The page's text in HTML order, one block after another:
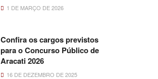
1 DE MARÇO DE 2026
Confira os cargos previstos
para o Concurso Público de
Aracati 2026
16 DE DEZEMBRO DE 2025